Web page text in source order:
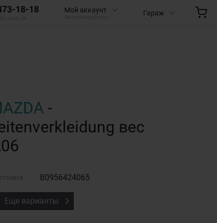
18-18 Мой аккаунт Гараж
-
вес
отзывов B0956424065
Еще варианты